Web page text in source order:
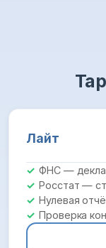
Лайт
ФНС —
Росстат —
Нулевая
Проверка